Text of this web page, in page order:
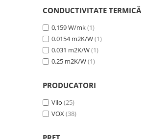
CONDUCTIVITATE TERMICĂ
0,159 W/mk(1)
0.0154 m2K/W(1)
0.031 m2K/W(1)
0.25 m2K/W(1)
PRODUCATORI
Vilo (25)
VOX(38)